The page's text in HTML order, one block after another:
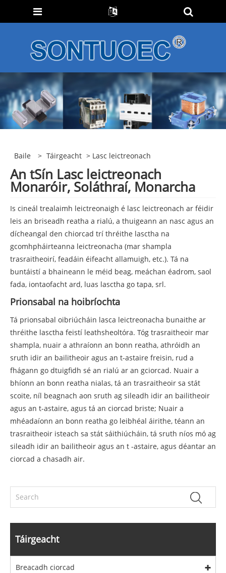
Baile > Táirgeacht > Lasc leictreonach
An tSín Lasc leictreonach
Monaróir, Soláthraí, Monarcha
Is cineál trealaimh leictreonaigh é lasc leictreonach ar féidir
leis an briseadh reatha a rialú, a thuigeann an nasc agus an
dícheangal den chiorcad trí thréithe lasctha na
gcomhpháirteanna leictreonacha (mar shampla
trasraitheoirí, feadáin éifeacht allamuigh, etc.). Tá na
buntáistí a bhaineann le méid beag, meáchan éadrom, saol
fada, iontaofacht ard, luas lasctha go tapa, srl.
Prionsabal na hoibríochta
Tá prionsabal oibriúcháin lasca leictreonacha bunaithe ar
thréithe lasctha feistí leathsheoltóra. Tóg trasraitheoir mar
shampla, nuair a athraíonn an bonn reatha, athróidh an
sruth idir an bailitheoir agus an t-astaire freisin, rud a
fhágann go dtuigfidh sé an rialú ar an gciorcad. Nuair a
bhíonn an bonn reatha nialas, tá an trasraitheoir sa stát
scoite, níl beagnach aon sruth ag sileadh idir an bailitheoir
agus an t-astaire, agus tá an ciorcad briste; Nuair a
mhéadaíonn an bonn reatha go leibhéal áirithe, téann an
trasraitheoir isteach sa stát sáithiúcháin, tá sruth níos mó ag
sileadh idir an bailitheoir agus an t -astaire, agus déantar an
ciorcad a chasadh air.
Táirgeacht
Breacadh ciorcad